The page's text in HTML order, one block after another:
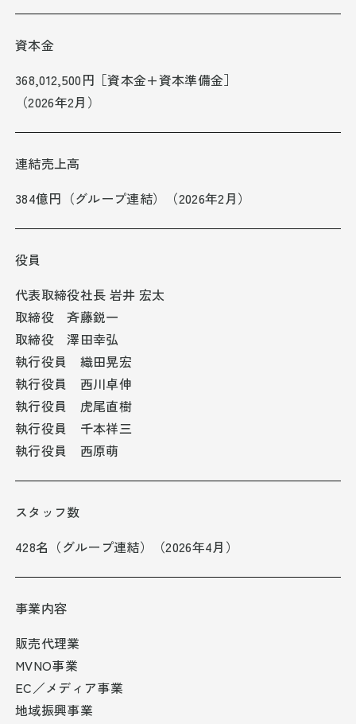
資本金
368,012,500円［資本金+資本準備金］
（2026年2月）
連結売上高
384億円（グループ連結）（2026年2月）
役員
代表取締役社長 岩井 宏太
取締役 斉藤鋭一
取締役 澤田幸弘
執行役員 織田晃宏
執行役員 西川卓伸
執行役員 虎尾直樹
執行役員 千本祥三
執行役員 西原萌
スタッフ数
428名（グループ連結）（2026年4月）
事業内容
販売代理業
MVNO事業
EC／メディア事業
地域振興事業